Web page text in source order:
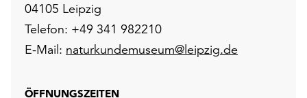
04105 Leipzig
Telefon: +49 341 982210
E-Mail: naturkundemuseum@leipzig.de
ÖFFNUNGSZEITEN